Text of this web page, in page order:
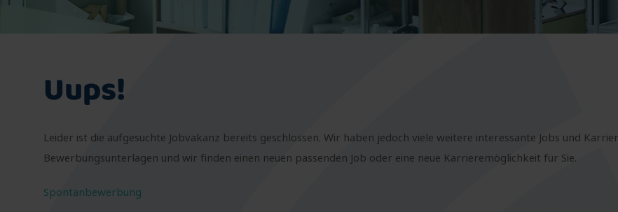
Uups!
Leider ist die aufgesuchte Jobvakanz bereits geschlossen. Wir haben jedoch viele weitere interessante Jobs und
Bewerbungsunterlagen und wir finden einen neuen passenden Job oder eine neue Karrieremöglichkeit für Sie.
Spontanbewerbung